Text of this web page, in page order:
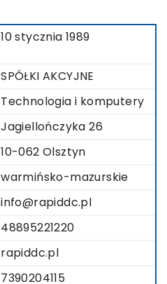
10 stycznia 1989
SPÓŁKI AKCYJNE
Technologia i komputery
Jagiellończyka 26
10-062 Olsztyn
warmińsko-mazurskie
info@rapiddc.pl
48895221220
rapiddc.pl
7390204115